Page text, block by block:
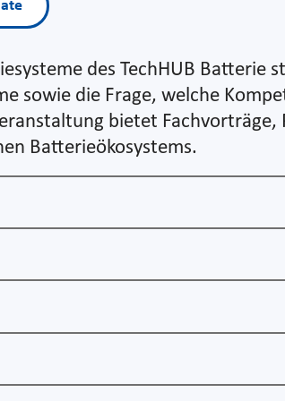
des TechHUB Batterie
sowie die Frage, welche
bietet
Batterieökosystems.